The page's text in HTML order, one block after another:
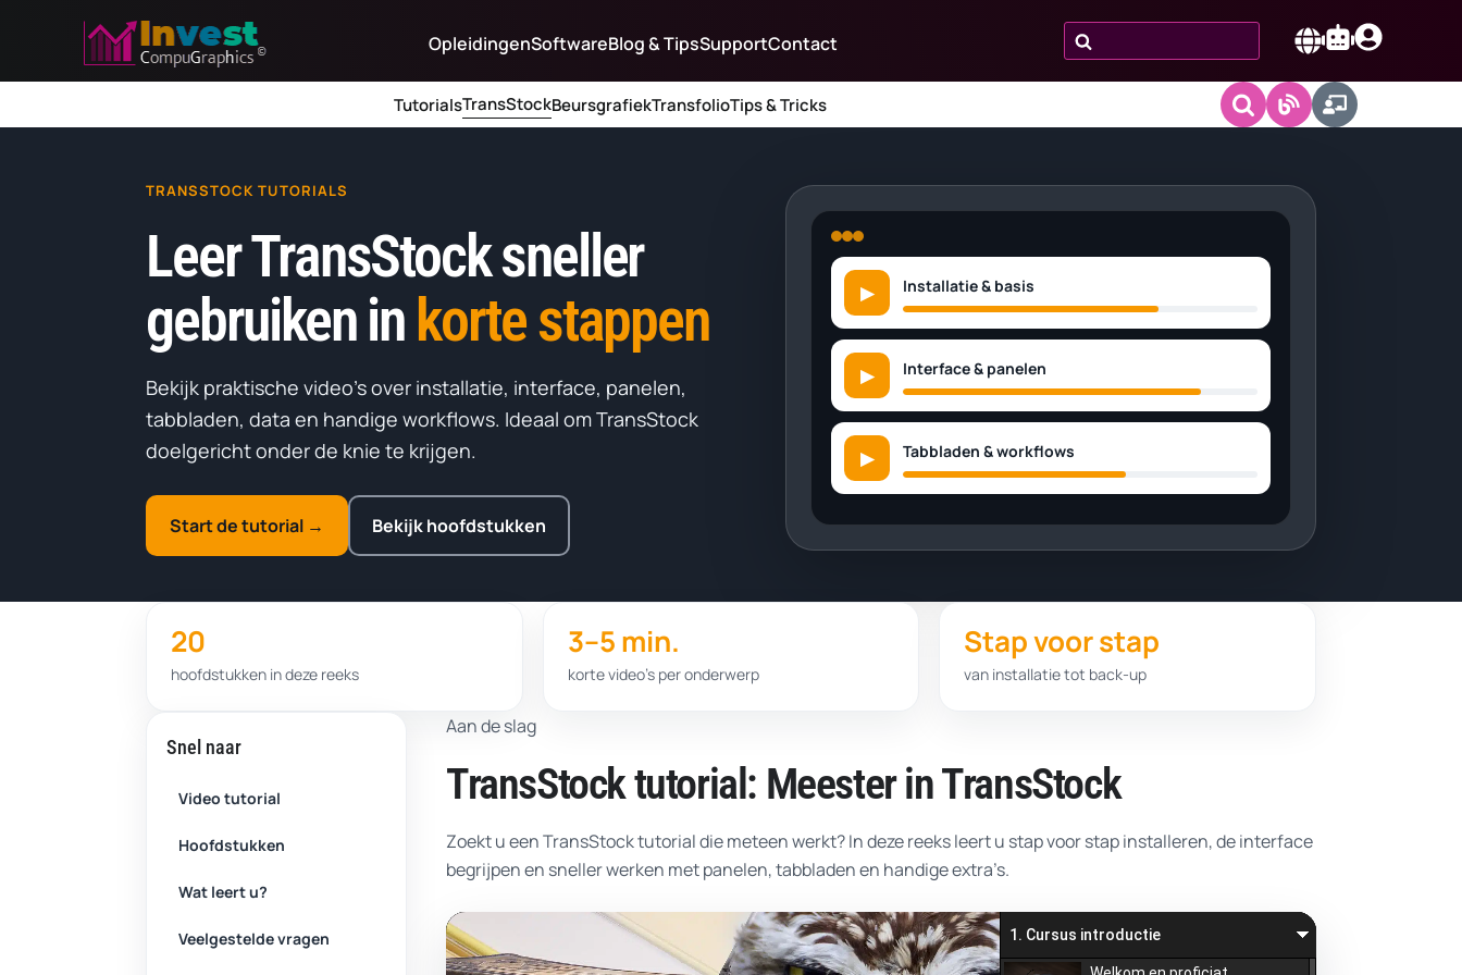
OpleidingenSoftwareBlog & TipsSupportContact
Zoeken
naar:
TutorialsTransStockBeursgrafiekTransfolioTips & Tricks
TRANSSTOCK TUTORIALS
Leer TransStock sneller
gebruiken in korte stappen
Bekijk praktische video’s over installatie, interface, panelen,
tabbladen, data en handige workflows. Ideaal om TransStock
doelgericht onder de knie te krijgen.
Start de tutorial → Bekijk hoofdstukken
▶ Installatie & basis
▶ Interface & panelen
▶ Tabbladen & workflows
20
hoofdstukken in deze reeks
3–5 min.
korte video’s per onderwerp
Stap voor stap
van installatie tot back-up
Snel naar
Video tutorial
Hoofdstukken
Wat leert u?
Veelgestelde vragen
Aan de slag
TransStock tutorial: Meester in TransStock
Zoekt u een TransStock tutorial die meteen werkt? In deze reeks leert u stap voor stap installeren, de interface
begrijpen en sneller werken met panelen, tabbladen en handige extra’s.
1. Cursus introductie